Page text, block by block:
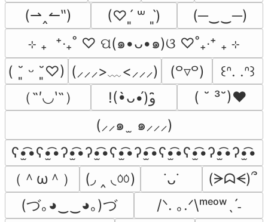
(⇀‸↼‶)
(♡ˊ͈ ꒳ ˋ͈)
(─‿‿─)
⊹ ₊  ⁺‧₊˚ ♡ ପ(๑•ᴗ•๑)ଓ ♡˚₊‧⁺ ₊ ⊹
( ˘͈ ᵕ ˘͈♡) (⸝⸝⸝>﹏<⸝⸝⸝) (꒪▿꒪)
꒰ᐢ. .ᐢ꒱
（˶′◡‵˶）
( ˘ ³˘)♥
(⸝⸝๑  ̫ ๑⸝⸝⸝)
ʕ•̫͡•ʕ•̫͡•ʔ•̫͡•ʔ•̫͡•ʕ•̫͡•ʔ•̫͡•ʕ•̫͡•ʕ•̫͡•ʔ•̫͡•ʔ•̫͡•
（＾ω＾）
(◞ ‸ ◟ㆀ) ˙ᴗ˙
(ᗒᗣᗕ)՞
(づ｡◕‿‿◕｡)づ
/ᐠ. ｡.ᐟ\ᵐᵉᵒʷˎˊ˗